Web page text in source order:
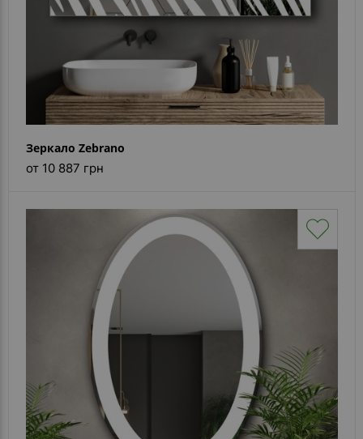
Зеркало Zebrano
от 10 887 грн